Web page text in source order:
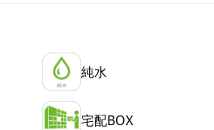
純水
宅配BOX